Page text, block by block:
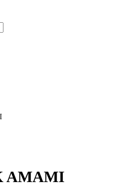
AMAMI